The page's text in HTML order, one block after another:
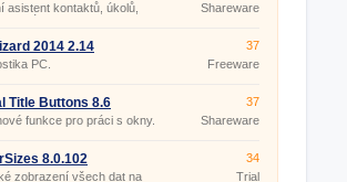
asistent kontaktů, úkolů,
Shareware
2014 2.14
PC.
37
Freeware
Title Buttons 8.6
funkce pro práci s okny.
37
Shareware
8.0.102
zobrazení všech dat na
34
Trial